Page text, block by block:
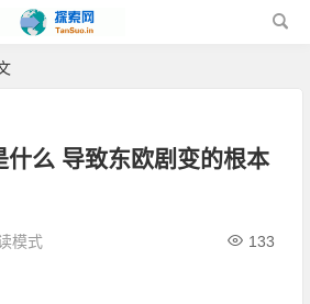
什么 导致东欧剧变的根本
133
模式